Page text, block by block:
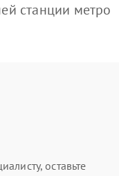
станции метро
оставьте